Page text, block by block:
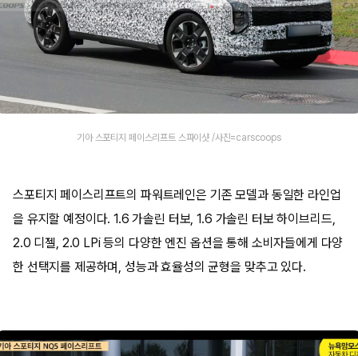
기아 스포티지 페이스리프트 스파이샷 /사진=carscoops
스포티지 페이스리프트의 파워트레인은 기존 모델과 동일한 라인업
을 유지할 예정이다. 1.6 가솔린 터보, 1.6 가솔린 터보 하이브리드,
2.0 디젤, 2.0 LPi 등의 다양한 엔진 옵션을 통해 소비자들에게 다양
한 선택지를 제공하며, 성능과 효율성의 균형을 맞추고 있다.